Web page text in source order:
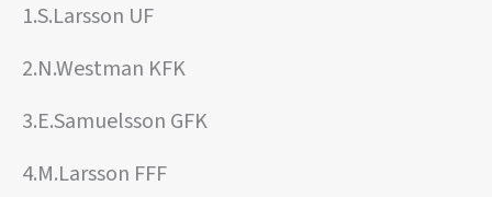
1.S.Larsson UF
2.N.Westman KFK
3.E.Samuelsson GFK
4.M.Larsson FFF